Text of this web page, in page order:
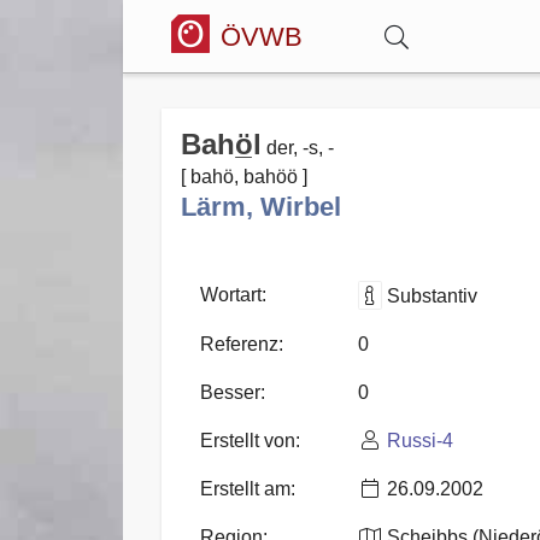
ÖVWB
Wörterbuch
Blog
Bahö̲l der, -s, -
[ bahö, bahöö ]
Lärm, Wirbel
Wortart: Substantiv
Referenz: 0
Besser: 0
Erstellt von: Russi-4
Erstellt am: 26.09.2002